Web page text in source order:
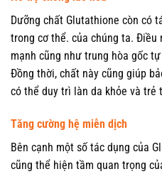
Dưỡng chất Glutathione còn có
trong cơ thể. của chúng ta. Điều
mạnh cũng như trung hòa gốc
Đồng thời, chất này cũng giúp
có thể duy trì làn da khỏe và trẻ
Tăng cường hệ miễn dịch
Bên cạnh một số tác dụng của
cũng thể hiện tầm quan trọng